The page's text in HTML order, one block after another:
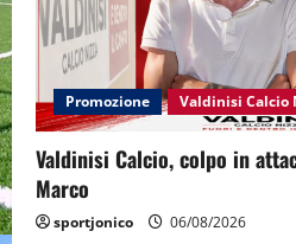
Promozione Valdinisi Calcio
Valdinisi Calcio, colpo in
Marco
sportjonico 06/08/2026